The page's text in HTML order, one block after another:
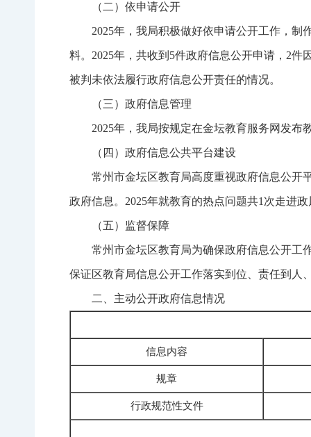
（二）依申请公开
2025年，我局积极做好依申请公开工作，
料。2025年，共收到5件政府信息公开申请，2
被判未依法履行政府信息公开责任的情况。
（三）政府信息管理
2025年，我局按规定在金坛教育服务网发
（四）政府信息公共平台建设
常州市金坛区教育局高度重视政府信息公开
政府信息。2025年就教育的热点问题共1次走进
（五）监督保障
常州市金坛区教育局为确保政府信息公开工
保证区教育局信息公开工作落实到位、责任到人
二、主动公开政府信息情况
信息内容
规章
行政规范性文件